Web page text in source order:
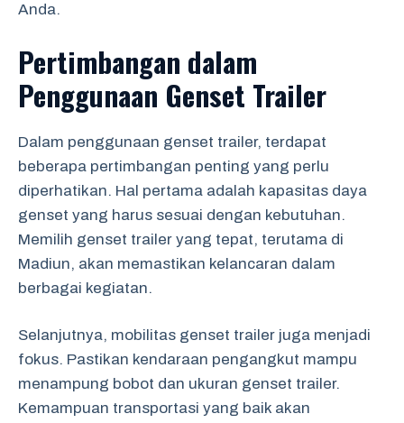
Anda.
Pertimbangan dalam
Penggunaan Genset Trailer
Dalam penggunaan genset trailer, terdapat
beberapa pertimbangan penting yang perlu
diperhatikan. Hal pertama adalah kapasitas daya
genset yang harus sesuai dengan kebutuhan.
Memilih genset trailer yang tepat, terutama di
Madiun, akan memastikan kelancaran dalam
berbagai kegiatan.
Selanjutnya, mobilitas genset trailer juga menjadi
fokus. Pastikan kendaraan pengangkut mampu
menampung bobot dan ukuran genset trailer.
Kemampuan transportasi yang baik akan